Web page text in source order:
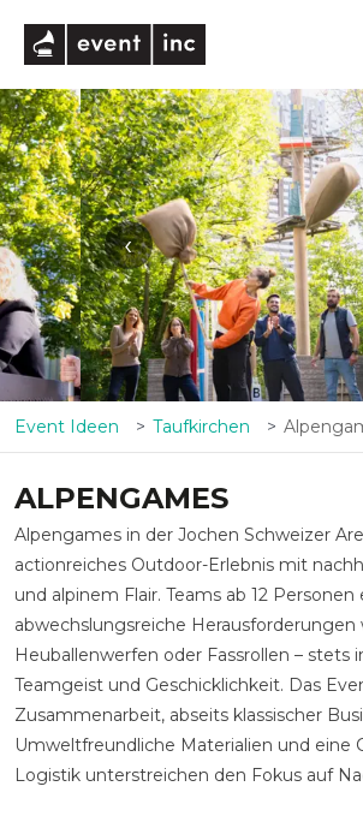
‹
Event Ideen Taufkirchen
ALPENGAMES
Alpengames in der Jochen Schweizer
actionreiches Outdoor-Erlebnis mit
und alpinem Flair. Teams ab 12 Personen
abwechslungsreiche Herausforderungen
Heuballenwerfen oder Fassrollen – stets
Teamgeist und Geschicklichkeit. Das
Zusammenarbeit, abseits klassischer
Umweltfreundliche Materialien und eine
Logistik unterstreichen den Fokus auf